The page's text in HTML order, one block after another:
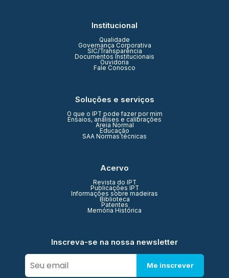
Institucional
Qualidade
Governança Corporativa
SIC/Transparência
Documentos Institucionais
Ouvidoria
Fale Conosco
Soluções e serviços
O que o IPT pode fazer por mim
Ensaios, análises e calibrações
Areia Normal
Educação
SAA Normas técnicas
Acervo
Revista do IPT
Publicações IPT
Informações sobre madeiras
Biblioteca
Patentes
Memória Histórica
Inscreva-se na nossa newsletter
Me inscrever